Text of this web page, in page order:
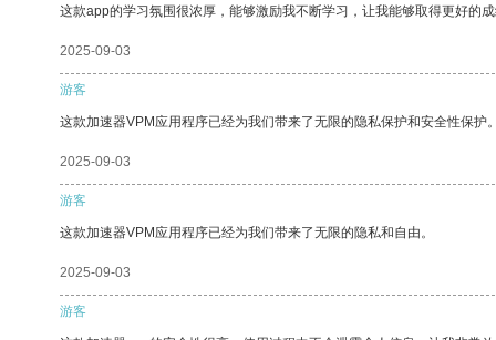
这款app的学习氛围很浓厚，能够激励我不断学习，让我能够取得更好的
2025-09-03
游客
这款加速器VPM应用程序已经为我们带来了无限的隐私保护和安全性保护
2025-09-03
游客
这款加速器VPM应用程序已经为我们带来了无限的隐私和自由。
2025-09-03
游客